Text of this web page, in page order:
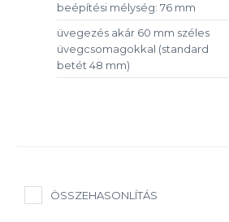
beépítési mélység: 76 mm
üvegezés akár 60 mm széles
üvegcsomagokkal (standard
betét 48 mm)
ÖSSZEHASONLÍTÁS